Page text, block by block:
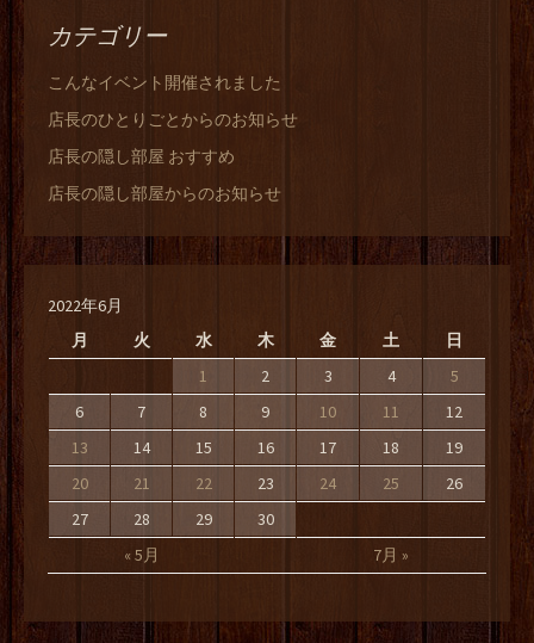
カテゴリー
こんなイベント開催されました
店長のひとりごとからのお知らせ
店長の隠し部屋 おすすめ
店長の隠し部屋からのお知らせ
2022年6月
月
火 水 木 金 土 日
« 5月 7月 »
1 2 3 4
5
6
7 8 9 10 11
12
13
14 15 16 17 18
19
20
21 22 23 24 25
26
27
28 29 30